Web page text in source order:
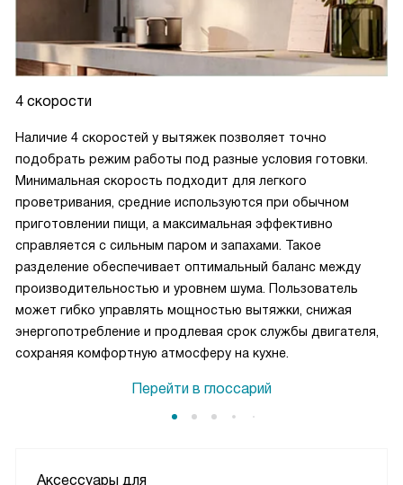
4 скорости
Наличие 4 скоростей у вытяжек позволяет точно
подобрать режим работы под разные условия готовки.
Минимальная скорость подходит для легкого
проветривания, средние используются при обычном
приготовлении пищи, а максимальная эффективно
справляется с сильным паром и запахами. Такое
разделение обеспечивает оптимальный баланс между
производительностью и уровнем шума. Пользователь
может гибко управлять мощностью вытяжки, снижая
энергопотребление и продлевая срок службы двигателя,
сохраняя комфортную атмосферу на кухне.
Перейти в глоссарий
Аксессуары для